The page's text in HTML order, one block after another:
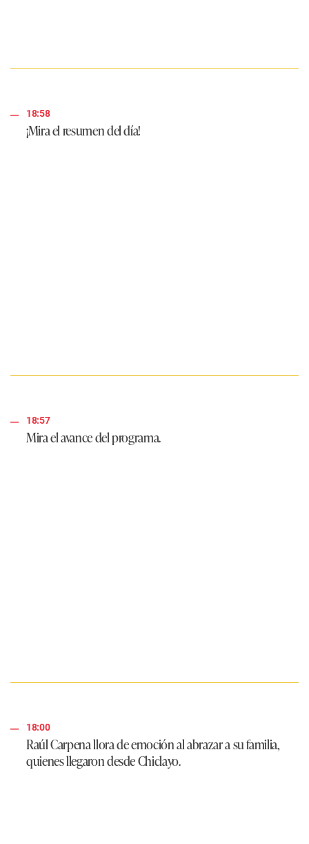
18:58
¡Mira el resumen del día!
18:57
Mira el avance del programa.
18:00
Raúl Carpena llora de emoción al abrazar a su familia,
quienes llegaron desde Chiclayo.